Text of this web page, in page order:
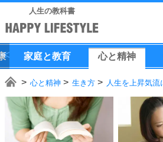
人生の教科書
家庭と教育 心と精神
心と精神 生き方 人生を上昇気流